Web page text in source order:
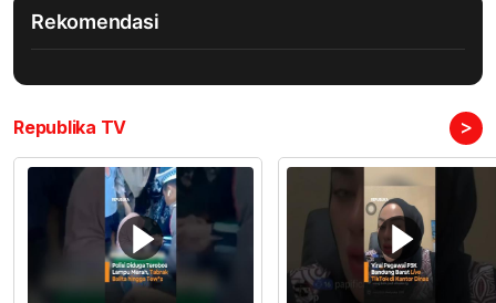
Rekomendasi
Republika TV >